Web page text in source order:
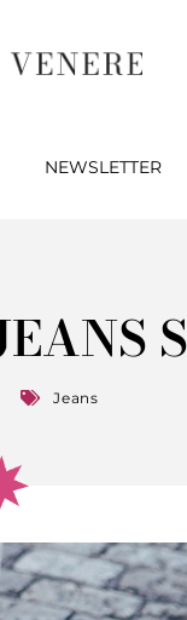
NEWSLETTER
Jeans